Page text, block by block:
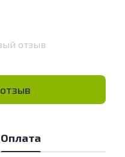
отзыв
Оплата